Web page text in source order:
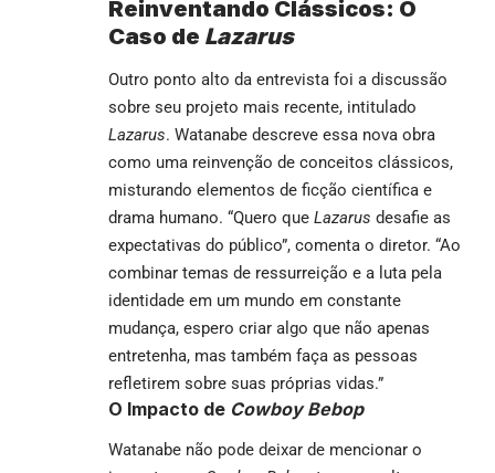
Reinventando Clássicos: O
Caso de Lazarus
Outro ponto alto da entrevista foi a discussão
sobre seu projeto mais recente, intitulado
Lazarus. Watanabe descreve essa nova obra
como uma reinvenção de conceitos clássicos,
misturando elementos de ficção científica e
drama humano. “Quero que Lazarus desafie as
expectativas do público”, comenta o diretor. “Ao
combinar temas de ressurreição e a luta pela
identidade em um mundo em constante
mudança, espero criar algo que não apenas
entretenha, mas também faça as pessoas
refletirem sobre suas próprias vidas.”
O Impacto de Cowboy Bebop
Watanabe não pode deixar de mencionar o